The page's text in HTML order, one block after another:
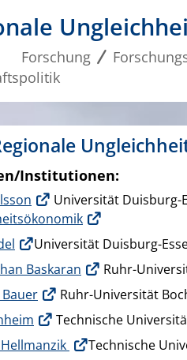
Forschung
Institutionen:
Universität Duisburg-
Universität Duisburg-
Baskaran
Ruhr-
Ruhr-Universität
Technische
Technische